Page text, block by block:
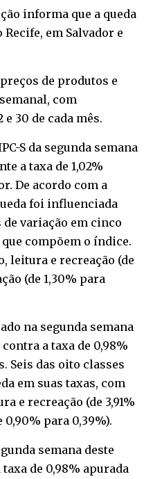
informa que a queda
em Salvador e
de produtos e
com
e 30 de cada mês.
S da segunda semana
a taxa de 1,02%
De acordo com a
foi influenciada
de variação em cinco
compõem o índice.
leitura e recreação (de
(de 1,30% para
na segunda semana
a taxa de 0,98%
Seis das oito classes
em suas taxas, com
e recreação (de 3,91%
para 0,39%).
semana deste
de 0,98% apurada